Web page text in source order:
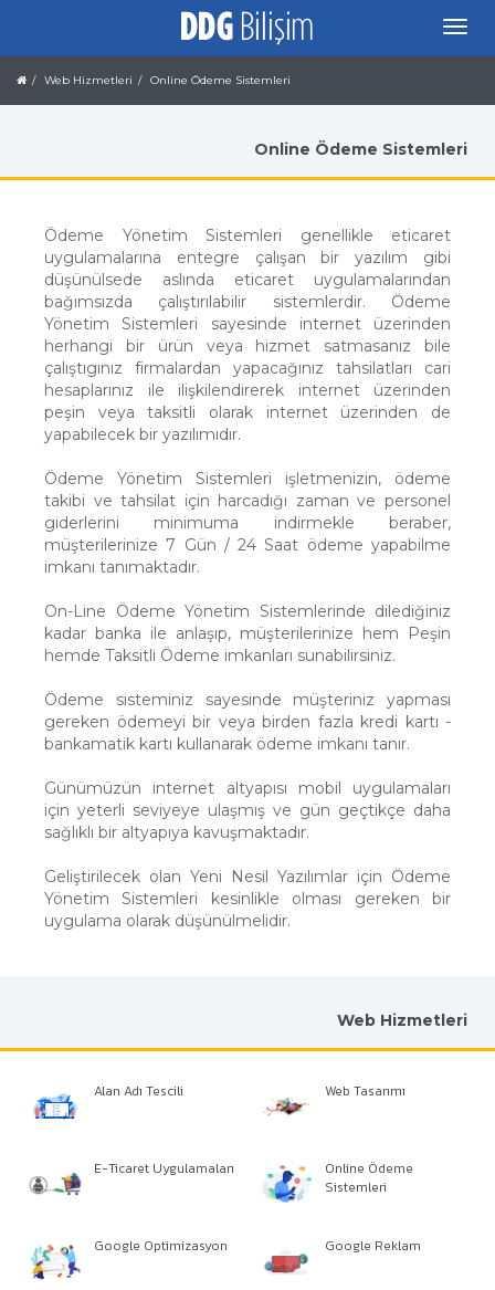
Web Hizmetleri Online Ödeme Sistemleri
Online Ödeme Sistemleri
Ödeme Yönetim Sistemleri genellikle eticaret
uygulamalarına entegre çalışan bir yazılım gibi
düşünülsede aslında eticaret uygulamalarından
bağımsızda çalıştırılabilir sistemlerdir. Ödeme
Yönetim Sistemleri sayesinde internet üzerinden
herhangi bir ürün veya hizmet satmasanız bile
çalıştıgınız firmalardan yapacağınız tahsilatları cari
hesaplarınız ile ilişkilendirerek internet üzerinden
peşin veya taksitli olarak internet üzerinden de
yapabilecek bir yazılımıdır.
Ödeme Yönetim Sistemleri işletmenizin, ödeme
takibi ve tahsilat için harcadığı zaman ve personel
giderlerini minimuma indirmekle beraber,
müşterilerinize 7 Gün / 24 Saat ödeme yapabilme
imkanı tanımaktadır.
On-Line Ödeme Yönetim Sistemlerinde dilediğiniz
kadar banka ile anlaşıp, müşterilerinize hem Peşin
hemde Taksitli Ödeme imkanları sunabilirsiniz.
Ödeme sisteminiz sayesinde müşteriniz yapması
gereken ödemeyi bir veya birden fazla kredi kartı -
bankamatik kartı kullanarak ödeme imkanı tanır.
Günümüzün internet altyapısı mobil uygulamaları
için yeterli seviyeye ulaşmış ve gün geçtikçe daha
sağlıklı bir altyapıya kavuşmaktadır.
Geliştirilecek olan Yeni Nesil Yazılımlar için Ödeme
Yönetim Sistemleri kesinlikle olması gereken bir
uygulama olarak düşünülmelidir.
Web Hizmetleri
Alan Adı Tescili Web Tasarımı
E-Ticaret Uygulamaları
Online Ödeme
Sistemleri
Google Optimizasyon Google Reklam